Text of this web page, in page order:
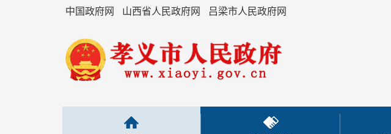
中国政府网 山西省人民政府网 吕梁市人民政府网